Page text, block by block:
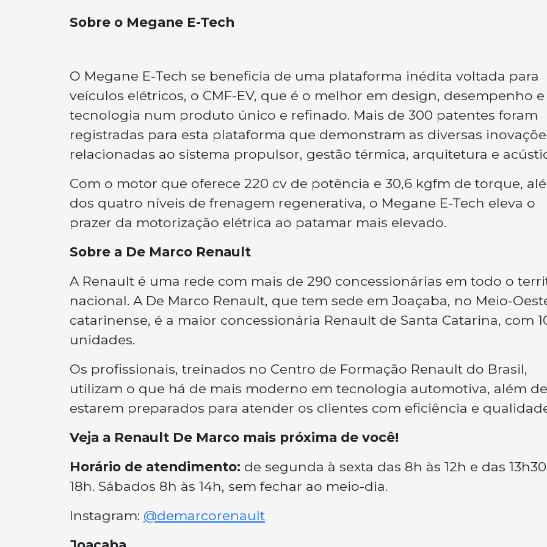
Sobre o Megane E-Tech
O Megane E-Tech se beneficia de uma plataforma inédita voltada para
veículos elétricos, o CMF-EV, que é o melhor em design, desempenho e
tecnologia num produto único e refinado. Mais de 300 patentes foram
registradas para esta plataforma que demonstram as diversas
relacionadas ao sistema propulsor, gestão térmica, arquitetura e
Com o motor que oferece 220 cv de potência e 30,6 kgfm de torque,
dos quatro níveis de frenagem regenerativa, o Megane E-Tech eleva o
prazer da motorização elétrica ao patamar mais elevado.
Sobre a De Marco Renault
A Renault é uma rede com mais de 290 concessionárias em todo o
nacional. A De Marco Renault, que tem sede em Joaçaba, no Meio-
catarinense, é a maior concessionária Renault de Santa Catarina, com
unidades.
Os profissionais, treinados no Centro de Formação Renault do Brasil,
utilizam o que há de mais moderno em tecnologia automotiva, além de
estarem preparados para atender os clientes com eficiência e
Veja a Renault De Marco mais próxima de você!
Horário de atendimento: de segunda à sexta das 8h às 12h e das
18h. Sábados 8h às 14h, sem fechar ao meio-dia.
Instagram: @demarcorenault